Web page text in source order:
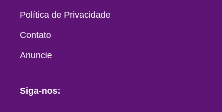
Política de Privacidade
Contato
Anuncie
Siga-nos: